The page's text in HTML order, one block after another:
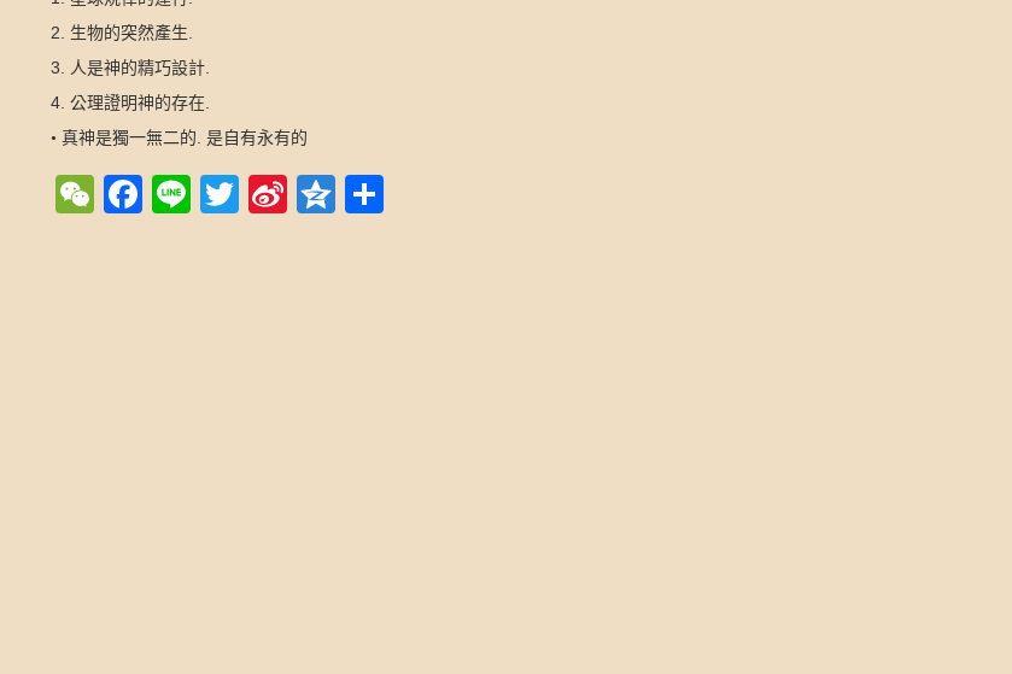
2.
生物的突然產生
3.
人是神的精巧設計
4. 公理證明神的存在
• 真神是獨一無二的 是自有永有的
WeChat
Facebook
LineTwitterSinaQzone